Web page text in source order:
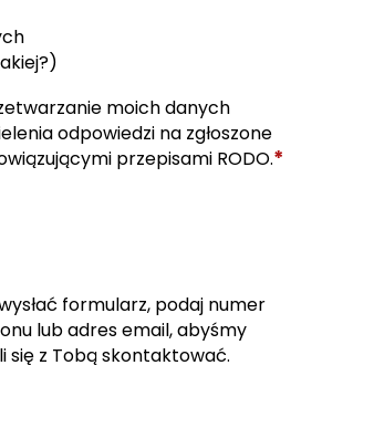
moich danych
odpowiedzi na zgłoszone
przepisami RODO.*
formularz, podaj numer
lub adres email, abyśmy
się z Tobą skontaktować.